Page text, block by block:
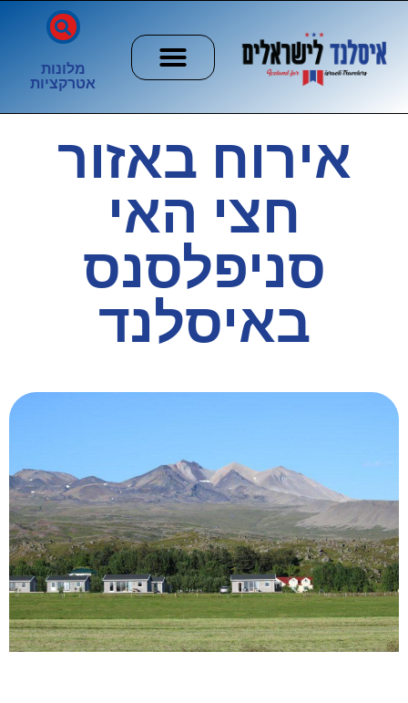
מלונות
אטרקציות
אירוח באזור
חצי האי
סניפלסנס
באיסלנד